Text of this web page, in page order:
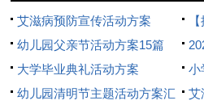
艾滋病预防宣传活动方案
幼儿园父亲节活动方案15篇
大学毕业典礼活动方案
小
幼儿园清明节主题活动方案汇
艾